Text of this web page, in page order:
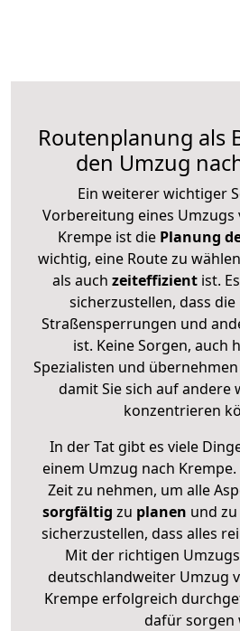
Routenplanung als
den Umzug
Ein weiterer wichtiger
Vorbereitung eines Umzugs
Krempe ist diePlanung
wichtig, eine Route zu
als auch zeiteffizientist.
sicherzustellen, dass
Straßensperrungen und
ist. Keine Sorgen, auch
Spezialisten und
damit Sie sich auf andere
konzentrieren
In der Tat gibt es viele
einem Umzug nach
Zeit zu nehmen, um alle
sorgfältig zu planen und zu
sicherzustellen, dass alles
Mit der richtigen
deutschlandweiter Umzug
Krempe erfolgreich
dafür sorgen